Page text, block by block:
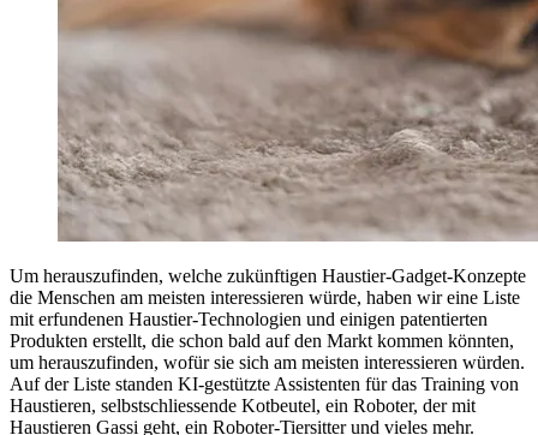
Um herauszufinden, welche zukünftigen Haustier-Gadget-Konzepte
die Menschen am meisten interessieren würde, haben wir eine Liste
mit erfundenen Haustier-Technologien und einigen patentierten
Produkten erstellt, die schon bald auf den Markt kommen könnten,
um herauszufinden, wofür sie sich am meisten interessieren würden.
Auf der Liste standen KI-gestützte Assistenten für das Training von
Haustieren, selbstschliessende Kotbeutel, ein Roboter, der mit
Haustieren Gassi geht, ein Roboter-Tiersitter und vieles mehr.